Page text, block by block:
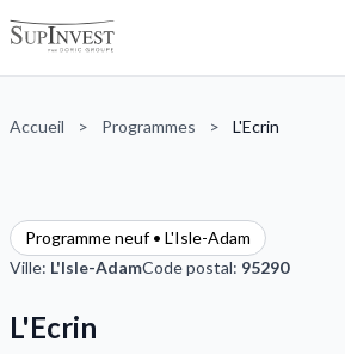
Accueil > Programmes > L'Ecrin
Programme neuf • L'Isle-Adam
Ville: L'Isle-AdamCode postal: 95290
L'Ecrin